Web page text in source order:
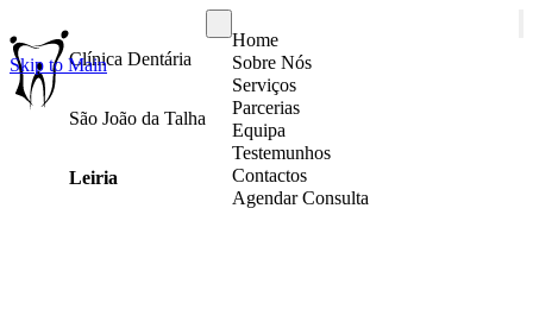
Skip to MainClínica Dentária
São João da Talha
Leiria
Home
Sobre Nós
Serviços
Parcerias
Equipa
Testemunhos
Contactos
Agendar Consulta